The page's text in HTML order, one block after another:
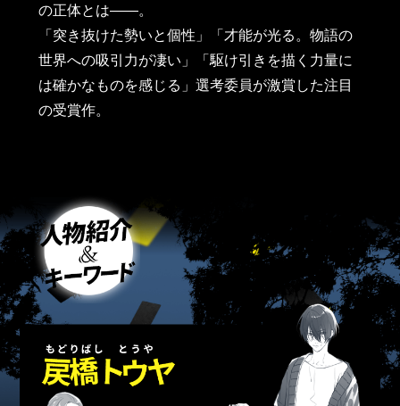
の正体とは――。
「突き抜けた勢いと個性」「才能が光る。物語の
世界への吸引力が凄い」「駆け引きを描く力量に
は確かなものを感じる」選考委員が激賞した注目
の受賞作。